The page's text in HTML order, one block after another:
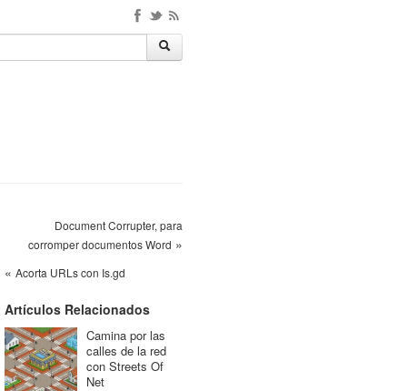
Document Corrupter, para
corromper documentos Word »
« Acorta URLs con Is.gd
Artículos Relacionados
Camina por las
calles de la red
con Streets Of
Net